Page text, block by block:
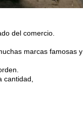
del comercio.
marcas